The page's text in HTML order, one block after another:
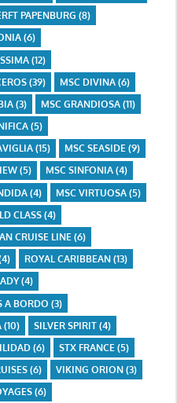
PAPENBURG (8)
(6)
(12)
(39) MSC DIVINA(6)
(3) MSC GRANDIOSA(11)
(5)
(15) MSC SEASIDE(9)
(5) MSC SINFONIA(4)
(4) MSC VIRTUOSA(5)
CLASS(4)
CRUISE LINE(6)
ROYAL CARIBBEAN(13)
(4)
A BORDO (3)
(10) SILVER SPIRIT(4)
(6) STX FRANCE (5)
(6) VIKING ORION(3)
(6)